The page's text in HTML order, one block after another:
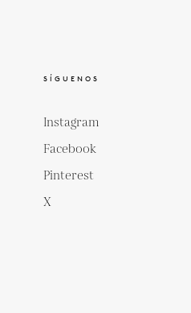
SÍGUENOS
Instagram
Facebook
Pinterest
X